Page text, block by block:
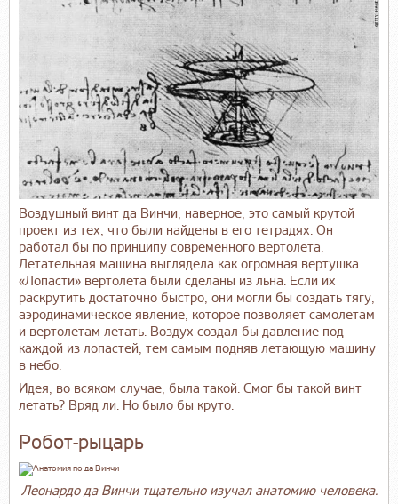
Воздушный винт да Винчи, наверное, это самый крутой
проект из тех, что были найдены в его тетрадях. Он
работал бы по принципу современного вертолета.
Летательная машина выглядела как огромная вертушка.
«Лопасти» вертолета были сделаны из льна. Если их
раскрутить достаточно быстро, они могли бы создать тягу,
аэродинамическое явление, которое позволяет самолетам
и вертолетам летать. Воздух создал бы давление под
каждой из лопастей, тем самым подняв летающую машину
в небо.
Идея, во всяком случае, была такой. Смог бы такой винт
летать? Вряд ли. Но было бы круто.
Робот-рыцарь
Леонардо да Винчи тщательно изучал анатомию человека.